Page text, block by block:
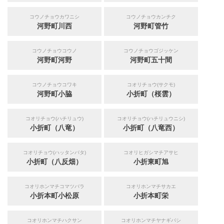
コウノチョウカワニシ
河野町川西
コウノチョウカンチク
河野町管竹
コウノチョウコウノ
河野町河野
コウノチョウゴジッケン
河野町五十間
コウノチョウコワキ
河野町小脇
コオリチョウ(サクモ)
小折町（桜雲）
コオリチョウ(ハチリュウ)
小折町（八竜）
コオリチョウ(ハチリュウニシ)
小折町（八竜西）
コオリチョウ(ハッタンバタ)
小折町（八反畑）
コオリヒガシマチアサヒ
小折東町旭
コオリホンマチコマツバラ
小折本町小松原
コオリホンマチサカエ
小折本町栄
コオリホンマチハクサン コオリホンマチヤナギバシ